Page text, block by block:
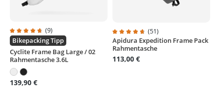
Durchschnittliche Bewertung von 4.7 von 5 Sternen
(9)
Bikepacking Tipp
Cyclite Frame Bag Large / 02
Rahmentasche 3.6L
139,90 €
Durchschnittliche Bewertung
(51)
Apidura Expedition Frame Pack
Rahmentasche
113,00 €